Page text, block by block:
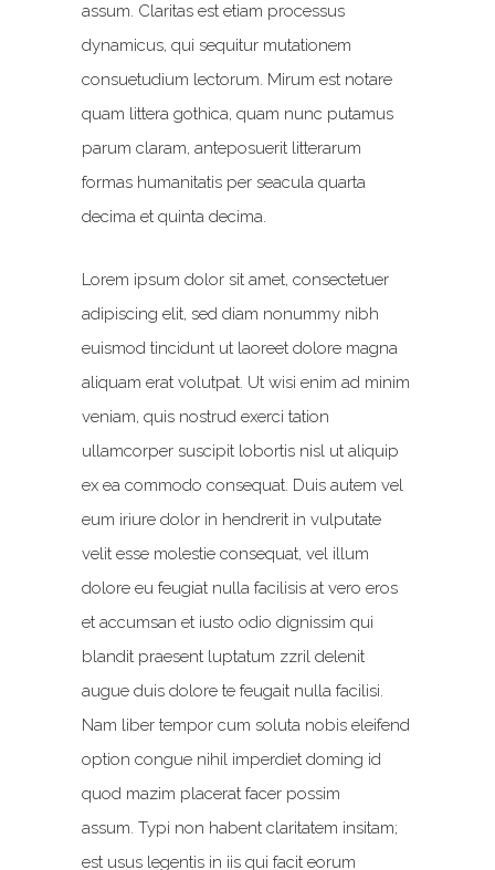
assum. Claritas est etiam processus
dynamicus, qui sequitur mutationem
consuetudium lectorum. Mirum est notare
quam littera gothica, quam nunc putamus
parum claram, anteposuerit litterarum
formas humanitatis per seacula quarta
decima et quinta decima.
Lorem ipsum dolor sit amet, consectetuer
adipiscing elit, sed diam nonummy nibh
euismod tincidunt ut laoreet dolore magna
aliquam erat volutpat. Ut wisi enim ad minim
veniam, quis nostrud exerci tation
ullamcorper suscipit lobortis nisl ut aliquip
ex ea commodo consequat. Duis autem vel
eum iriure dolor in hendrerit in vulputate
velit esse molestie consequat, vel illum
dolore eu feugiat nulla facilisis at vero eros
et accumsan et iusto odio dignissim qui
blandit praesent luptatum zzril delenit
augue duis dolore te feugait nulla facilisi.
Nam liber tempor cum soluta nobis eleifend
option congue nihil imperdiet doming id
quod mazim placerat facer possim
assum. Typi non habent claritatem insitam;
est usus legentis in iis qui facit eorum